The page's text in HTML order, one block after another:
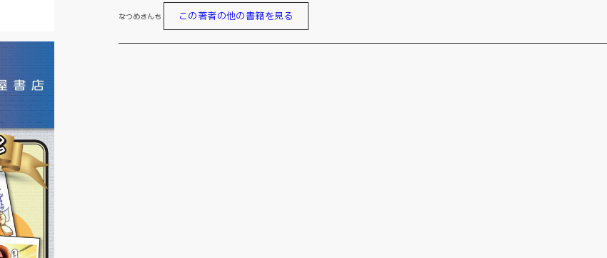
なつめさんち この著者の他の書籍を見る